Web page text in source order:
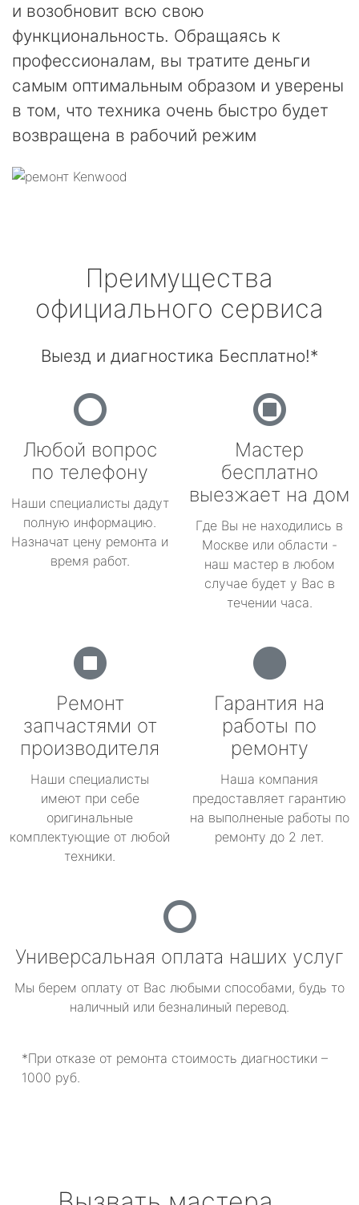
и возобновит всю свою
функциональность. Обращаясь к
профессионалам, вы тратите деньги
самым оптимальным образом и уверены
в том, что техника очень быстро будет
возвращена в рабочий режим
Преимущества
официального сервиса
Выезд и диагностика Бесплатно!*
Любой вопрос
по телефону
Наши специалисты дадут
полную информацию.
Назначат цену ремонта и
время работ.
Мастер
бесплатно
выезжает на дом
Где Вы не находились в
Москве или области -
наш мастер в любом
случае будет у Вас в
течении часа.
Ремонт
запчастями от
производителя
Наши специалисты
имеют при себе
оригинальные
комплектующие от любой
техники.
Гарантия на
работы по
ремонту
Наша компания
предоставляет гарантию
на выполненые работы по
ремонту до 2 лет.
Универсальная оплата наших услуг
Мы берем оплату от Вас любыми способами, будь то
наличный или безналиный перевод.
*При отказе от ремонта стоимость диагностики –
1000 руб.